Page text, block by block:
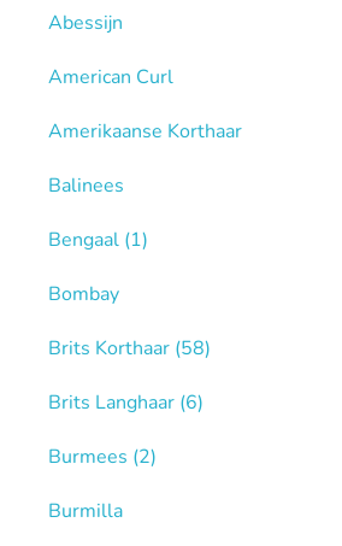
Abessijn
American Curl
Amerikaanse Korthaar
Balinees
Bengaal (1)
Bombay
Brits Korthaar (58)
Brits Langhaar (6)
Burmees (2)
Burmilla